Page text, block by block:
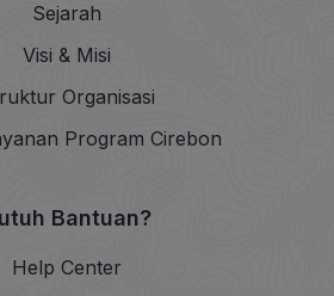
Sejarah
Visi & Misi
Organisasi
Program Cirebon
Bantuan?
Help Center